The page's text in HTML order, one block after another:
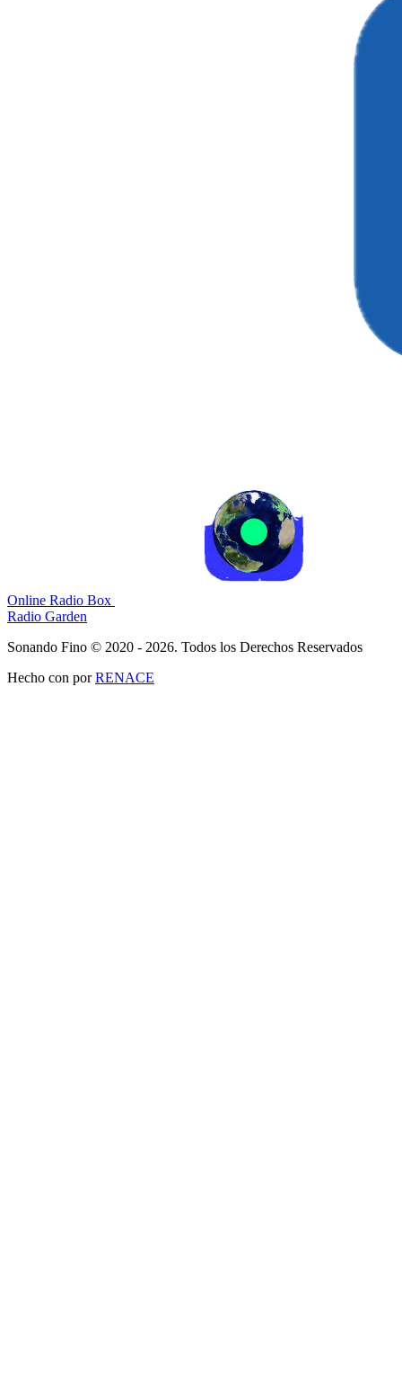
Online Radio Box
Radio Garden
Sonando Fino © 2020 - 2026. Todos los Derechos Reservados
Hecho con porRENACE